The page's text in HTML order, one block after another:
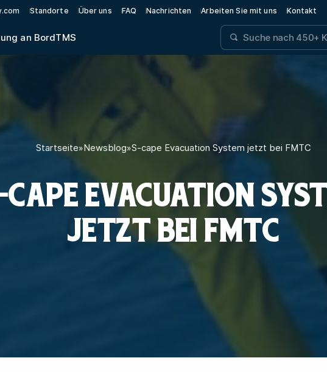
Standorte Über uns FAQ Nachrichten Arbeiten Sie mit uns Kontakt
an BordTMS
Startseite»Newsblog»S-cape Evacuation System jetzt bei FMTC
EVACUATION
JETZT BEI FMTC